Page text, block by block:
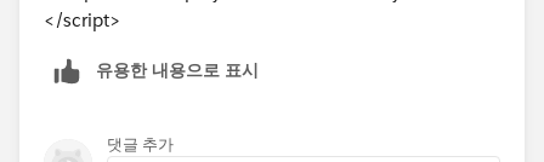
</script>
유용한 내용으로 표시
댓글 추가